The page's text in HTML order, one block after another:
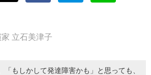
立石美津子
「もしかして発達障害かも」と思っても、